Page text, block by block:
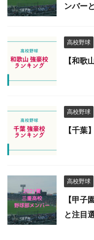
ンバー
高校野球
【和歌
高校野球
【千葉
高校野球
【甲
と注目